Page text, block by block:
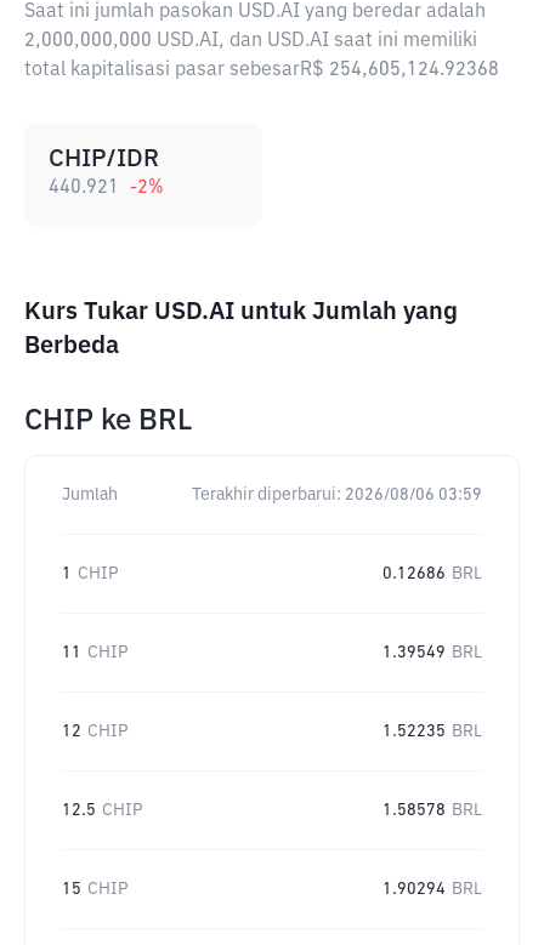
Saat ini jumlah pasokan USD.AI yang beredar adalah
2,000,000,000 USD.AI, dan USD.AI saat ini memiliki
total kapitalisasi pasar sebesarR$ 254,605,124.92368
CHIP/IDR
440.921 -2%
Kurs Tukar USD.AI untuk Jumlah yang
Berbeda
CHIP ke BRL
Jumlah Terakhir diperbarui: 2026/08/06 03:59
1 CHIP 0.12686 BRL
11 CHIP 1.39549 BRL
12 CHIP 1.52235 BRL
12.5 CHIP 1.58578 BRL
15 CHIP 1.90294 BRL